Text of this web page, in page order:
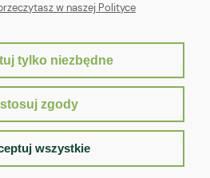
Shoper.pl
w naszej Polityce
tylko niezbędne
zgody
wszystkie